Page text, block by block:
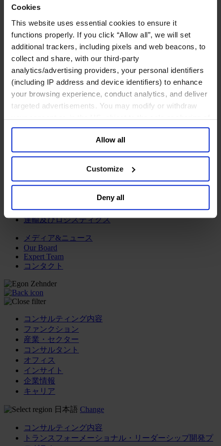
Cookies
This website uses essential cookies to ensure it
functions properly. If you click “Allow all”, we will set
additional trackers, including pixels and web beacons, to
collect and share, with our third-party
analytics/advertising providers, your personal identifiers
(including IP address and device identifiers) to enhance
your browsing experience, conduct analytics, and deliver
targeted advertisements. You may modify or withdraw
your consent or, in the US, object to the sale or sharing of
your data for targeted advertising, by clicking “Do Not
Sell or Share My Personal Information” in the footer of
the website. You must opt-out of each device and each
browser. For additional information and retention terms
general collection and use of personal information see
Allow all
Customize
Deny all
金融サービス
アセットマネジメント
インフラ事業
ウェルスマネジメント
デジタル資産、暗号資産、Web3
プライベート・エクイティ
リスクマネジメント
投資銀行及びマーケット
政府系投資ファンド
金融テクノロジー（フィンテック）
サービス
ビジネスサービス
ホスピタリティ、旅行・レジャー
航空輸送
運輸及びロジスティクス
メディア&ニュース
Our Board
Expert Team
コンタクト
コンサルティング内容
ファンクション
産業・セクター
コンサルタント
オフィス
インサイト
企業情報
キャリア
日本語 Change
コンサルティング内容
トランスフォーメーショナル・リーダーシップ開発プ